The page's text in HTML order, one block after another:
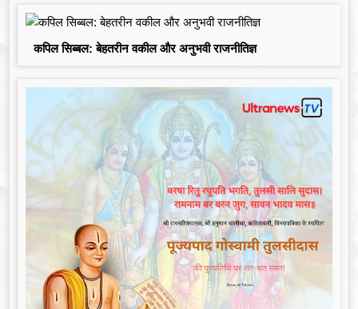
कपिल सिब्बल: बेहतरीन वकील और अनुभवी राजनीतिज्ञ